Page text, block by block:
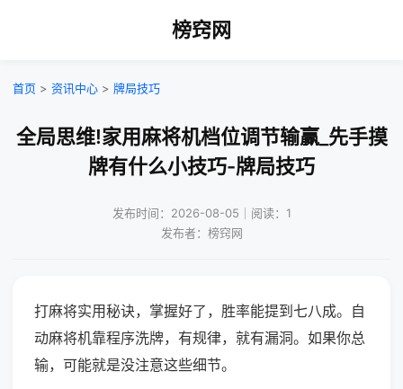
榜窍网
首页 > 资讯中心 > 牌局技巧
全局思维!家用麻将机档位调节输赢_先手摸
牌有什么小技巧-牌局技巧
发布时间：2026-08-05｜阅读：1
发布者：榜窍网
打麻将实用秘诀，掌握好了，胜率能提到七八成。自
动麻将机靠程序洗牌，有规律，就有漏洞。如果你总
输，可能就是没注意这些细节。